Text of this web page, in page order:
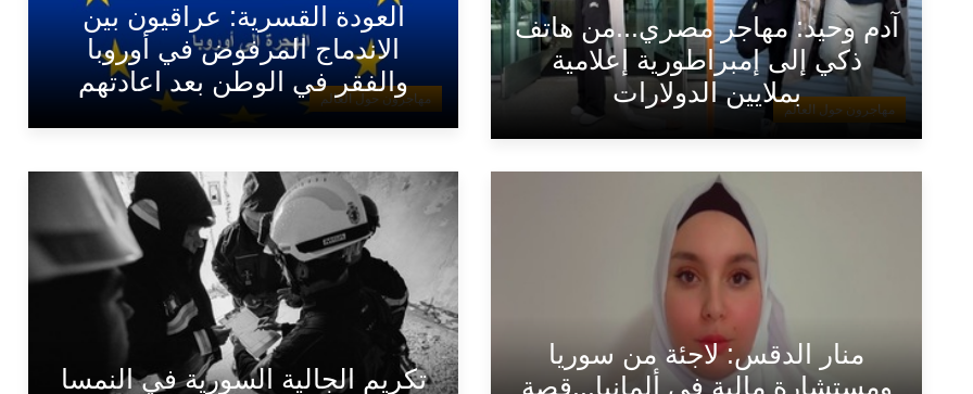
مهاجرون حول العالم
آدم وحيد: مهاجر مصري...من هاتف
ذكي إلى إمبراطورية إعلامية
بملايين الدولارات
مهاجرون حول العالم
العودة القسرية: عراقيون بين
الاندماج المرفوض في أوروبا
والفقر في الوطن بعد اعادتهم
منار الدقس: لاجئة من سوريا
ومستشارة مالية في ألمانيا...قصة
تكريم الجالية السورية في النمسا